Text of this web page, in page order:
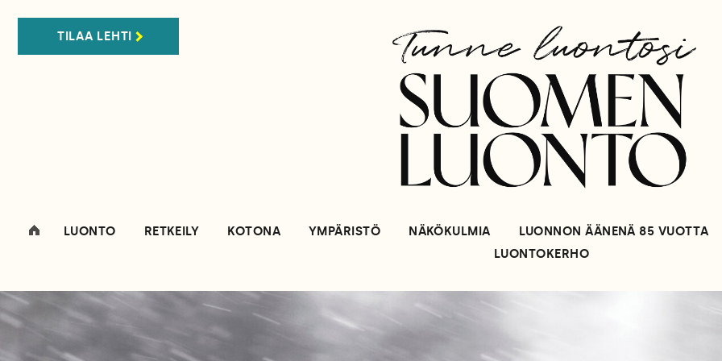
TILAA LEHTI
LUONTO RETKEILY KOTONA YMPÄRISTÖ NÄKÖKULMIA
LUONNON ÄÄNENÄ 85 VUOTTA
LUONTOKERHO